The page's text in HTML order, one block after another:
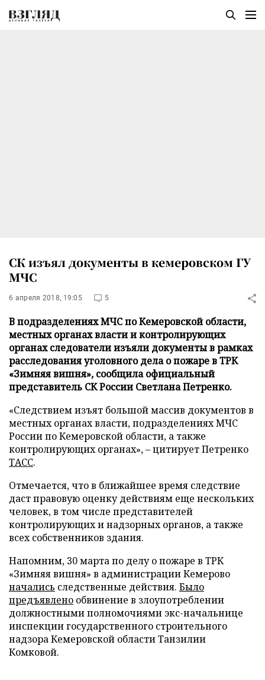
СК изъял документы в кемеровском ГУ
МЧС
6 апреля 2018, 19:05 5
В подразделениях МЧС по Кемеровской области,
местных органах власти и контролирующих
органах следователи изъяли документы в рамках
расследования уголовного дела о пожаре в ТРК
«Зимняя вишня», сообщила официальный
представитель СК России Светлана Петренко.
«Следствием изъят большой массив документов в
местных органах власти, подразделениях МЧС
России по Кемеровской области, а также
контролирующих органах», – цитирует Петренко
ТАСС.
Отмечается, что в ближайшее время следствие
даст правовую оценку действиям еще нескольких
человек, в том числе представителей
контролирующих и надзорных органов, а также
всех собственников здания.
Напомним, 30 марта по делу о пожаре в ТРК
«Зимняя вишня» в администрации Кемерово
начались следственные действия. Было
предъявлено обвинение в злоупотреблении
должностными полномочиями экс-начальнице
инспекции государственного строительного
надзора Кемеровской области Танзилии
Комковой.